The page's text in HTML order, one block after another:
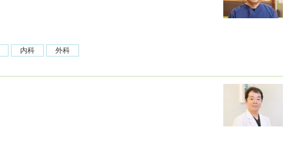
内科 外科